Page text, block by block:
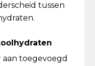
tussen
aan toegevoegd